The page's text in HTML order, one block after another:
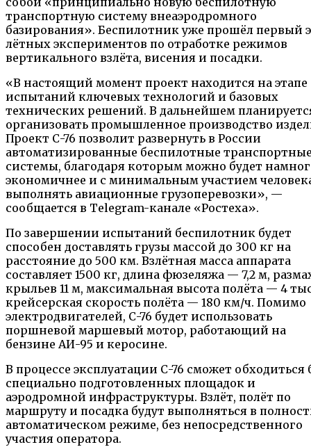
транспортную систему внеаэродромного
базирования». Беспилотник уже прошёл первый
лётных экспериментов по отработке режимов
вертикального взлёта, висения и посадки.
«В настоящий момент проект находится на этапе
испытаний ключевых технологий и базовых
технических решений. В дальнейшем
организовать промышленное производство
Проект С-76 позволит развернуть в России
автоматизированные беспилотные
системы, благодаря которым можно будет
экономичнее и с минимальным участием
выполнять авиационные грузоперевозки», —
сообщается в Telegram-канале «Ростеха».
По завершении испытаний беспилотник будет
способен доставлять грузы массой до 300 кг на
расстояние до 500 км. Взлётная масса аппарата
составляет 1500 кг, длина фюзеляжа — 7,2 м,
крыльев 11 м, максимальная высота полёта — 4
крейсерская скорость полёта — 180 км/ч. Помимо
электродвигателей, С-76 будет использовать
поршневой маршевый мотор, работающий на
бензине АИ-95 и керосине.
В процессе эксплуатации С-76 сможет обходиться
специально подготовленных площадок и
аэродромной инфраструктуры. Взлёт, полёт по
маршруту и посадка будут выполняться в
автоматическом режиме, без непосредственного
участия оператора.